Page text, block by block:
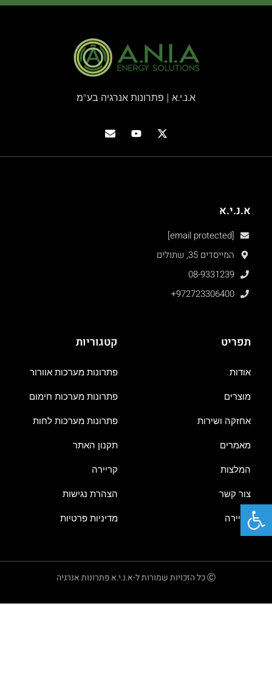
א.נ.י.א | פתרונות אנרגיה בע"מ
א.נ.י.א
[email protected]
המייסדים 35, שתולים
08-9331239
+972723306400
תפריט
אודות
מוצרים
אחזקה ושירות
מאמרים
המלצות
צור קשר
קריירה
קטגוריות
פתרונות מערכות אוורור
פתרונות מערכות חימום
פתרונות מערכות לחות
תקנון האתר
קריירה
הצהרת נגישות
מדיניות פרטיות
Ⓒ כל הזכויות שמורות ל-א.נ.י.א פתרונות אנרגיה
פתח סרגל נגישות